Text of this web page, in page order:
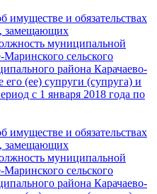
имуществе и обязательствах
замещающих
муниципальной
сельского
района Карачаево-
(ее) супруги (супруга) и
с 1 января 2018 года по
имуществе и обязательствах
замещающих
муниципальной
сельского
района Карачаево-